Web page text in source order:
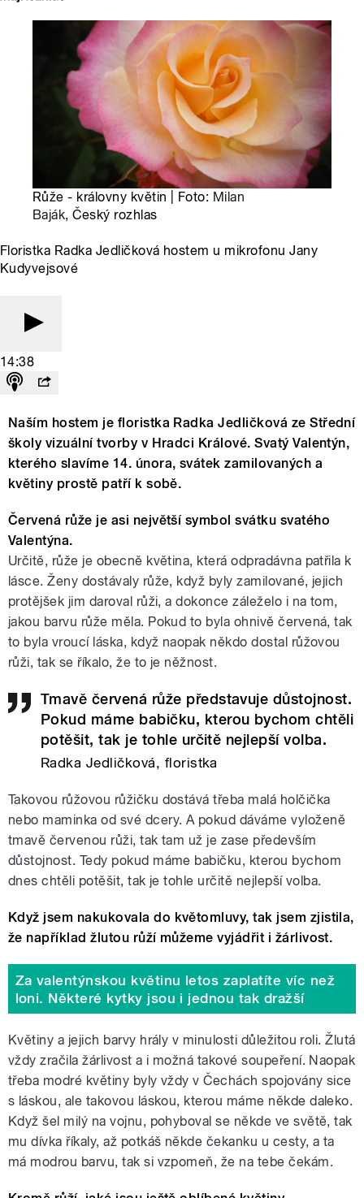
Růže - královny květin | Foto: Milan
Baják, Český rozhlas
Floristka Radka Jedličková hostem u mikrofonu Jany
Kudyvejsové
14:38
Naším hostem je floristka Radka Jedličková ze Střední
školy vizuální tvorby v Hradci Králové. Svatý Valentýn,
kterého slavíme 14. února, svátek zamilovaných a
květiny prostě patří k sobě.
Červená růže je asi největší symbol svátku svatého
Valentýna.
Určitě, růže je obecně květina, která odpradávna patřila k
lásce. Ženy dostávaly růže, když byly zamilované, jejich
protějšek jim daroval růži, a dokonce záleželo i na tom,
jakou barvu růže měla. Pokud to byla ohnivě červená, tak
to byla vroucí láska, když naopak někdo dostal růžovou
růži, tak se říkalo, že to je něžnost.
Tmavě červená růže představuje důstojnost.
Pokud máme babičku, kterou bychom chtěli
potěšit, tak je tohle určitě nejlepší volba.
Radka Jedličková, floristka
Takovou růžovou růžičku dostává třeba malá holčička
nebo maminka od své dcery. A pokud dáváme vyloženě
tmavě červenou růži, tak tam už je zase především
důstojnost. Tedy pokud máme babičku, kterou bychom
dnes chtěli potěšit, tak je tohle určitě nejlepší volba.
Když jsem nakukovala do květomluvy, tak jsem zjistila,
že například žlutou růží můžeme vyjádřit i žárlivost.
Za valentýnskou květinu letos zaplatíte víc než
loni. Některé kytky jsou i jednou tak dražší
Květiny a jejich barvy hrály v minulosti důležitou roli. Žlutá
vždy zračila žárlivost a i možná takové soupeření. Naopak
třeba modré květiny byly vždy v Čechách spojovány sice
s láskou, ale takovou láskou, kterou máme někde daleko.
Když šel milý na vojnu, pohyboval se někde ve světě, tak
mu dívka říkaly, až potkáš někde čekanku u cesty, a ta
má modrou barvu, tak si vzpomeň, že na tebe čekám.